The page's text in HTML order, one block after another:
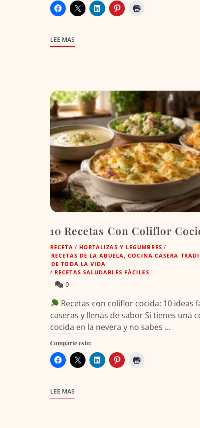
LEE MAS
10 Recetas Con Coliflor
RECETA / HORTALIZAS Y LEGUMBRES /
RECETAS DE LA ABUELA, COCINA CASERA
DE TODA LA VIDA
/ RECETAS SALUDABLES FÁCILES
0
Recetas con coliflor cocida: 10 ideas
caseras y llenas de sabor Si tienes una
cocida en la nevera y no sabes …
Comparte esto:
LEE MAS